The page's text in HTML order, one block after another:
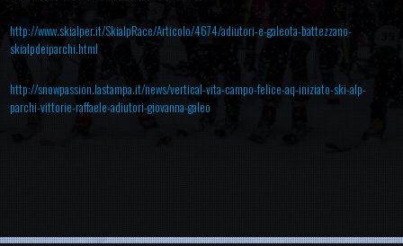
http://www.skialper.it/SkialpRace/Articolo/4674/adiutori-e-galeota-battezzano-
skialpdeiparchi.html
http://snowpassion.lastampa.it/news/vertical-vita-campo-felice-aq-iniziato-ski-alp-
parchi-vittorie-raffaele-adiutori-giovanna-galeo